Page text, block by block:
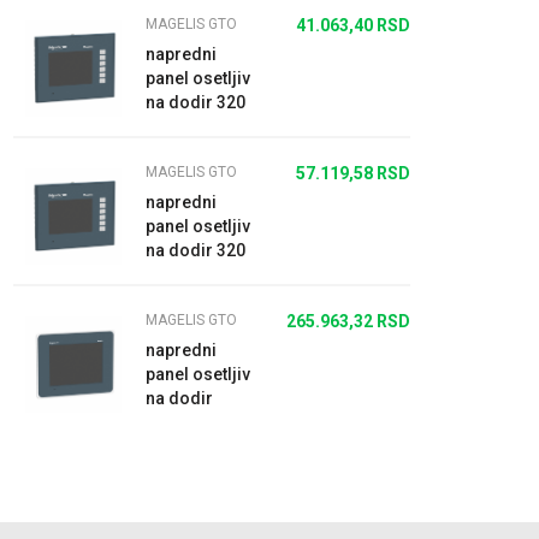
MAGELIS GTO
napredni
panel osetljiv
na dodir 320
TFT - 64 MB
41.063,40 RSD
MAGELIS GTO
napredni
panel osetljiv
na dodir 320
TFT - 96 MB
57.119,58 RSD
MAGELIS GTO
napredni
panel osetljiv
na dodir
265.963,32 RSD